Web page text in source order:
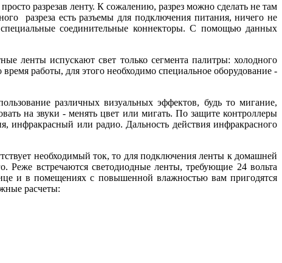
разрезав ленту. К сожалению, разрез можно сделать не там
разреза есть разъемы для подключения питания, ничего не
соединительные коннекторы. С помощью данных
ленты испускают свет только сегмента палитры: холодного
работы, для этого необходимо специальное оборудование -
различных визуальных эффектов, будь то мигание,
на звуки - менять цвет или мигать. По защите контроллеры
инфракрасный или радио. Дальность действия инфракрасного
необходимый ток, то для подключения ленты к домашней
Реже встречаются светодиодные ленты, требующие 24 вольта
и в помещениях с повышенной влажностью вам пригодятся
расчеты: